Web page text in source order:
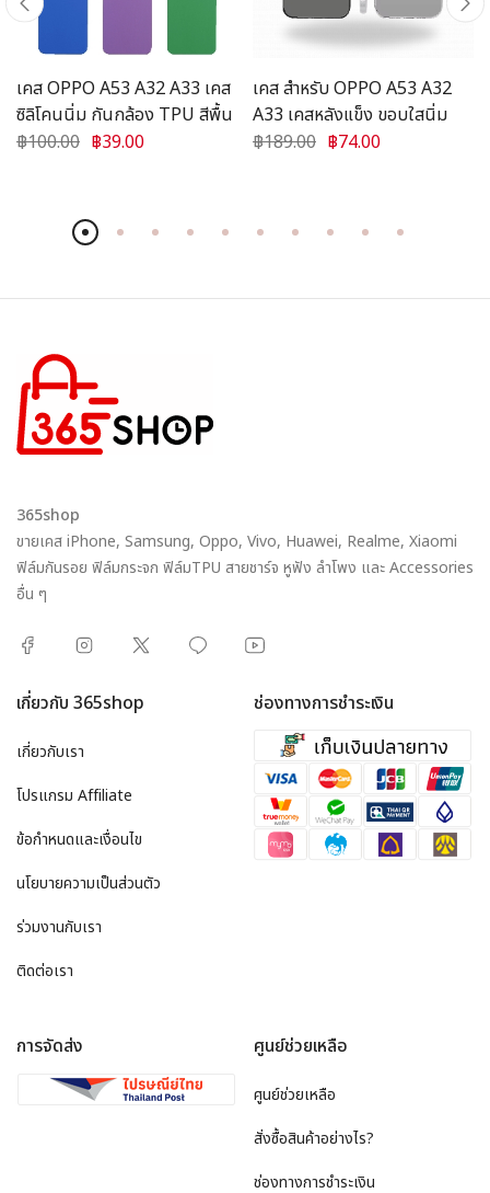
เคส OPPO A53 A32 A33 เคส
ซิลิโคนนิ่ม กันกล้อง TPU สีพื้น
฿100.00 ฿39.00
เคส สำหรับ OPPO A53 A32
A33 เคสหลังแข็ง ขอบใสนิ่ม
฿189.00 ฿74.00
365shop
ขายเคส iPhone, Samsung, Oppo, Vivo, Huawei, Realme, Xiaomi
ฟิล์มกันรอย ฟิล์มกระจก ฟิล์มTPU สายชาร์จ หูฟัง ลำโพง และ Accessories
อื่น ๆ
เกี่ยวกับ 365shop
เกี่ยวกับเรา
โปรแกรม Affiliate
ข้อกำหนดและเงื่อนไข
นโยบายความเป็นส่วนตัว
ร่วมงานกับเรา
ติดต่อเรา
ช่องทางการชำระเงิน
การจัดส่ง ศูนย์ช่วยเหลือ
ศูนย์ช่วยเหลือ
สั่งซื้อสินค้าอย่างไร?
ช่องทางการชำระเงิน